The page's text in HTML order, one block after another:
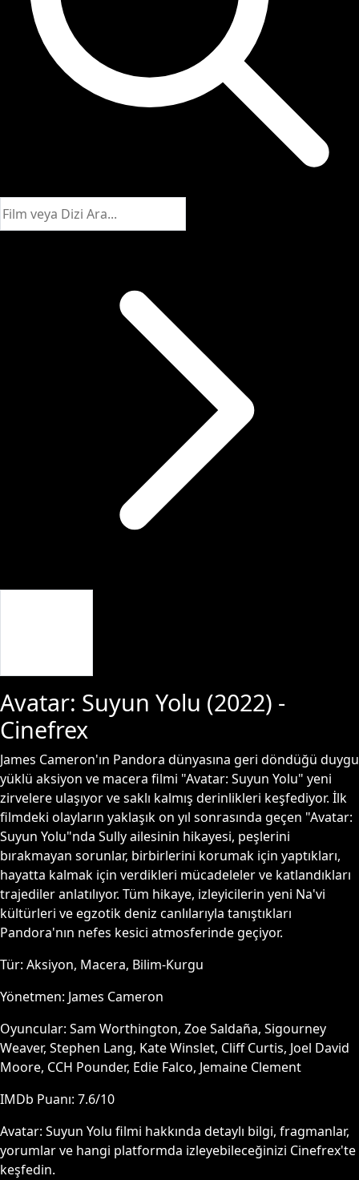
Avatar: Suyun Yolu (2022) -
Cinefrex
James Cameron'ın Pandora dünyasına geri döndüğü duygu
yüklü aksiyon ve macera filmi "Avatar: Suyun Yolu" yeni
zirvelere ulaşıyor ve saklı kalmış derinlikleri keşfediyor. İlk
filmdeki olayların yaklaşık on yıl sonrasında geçen "Avatar:
Suyun Yolu"nda Sully ailesinin hikayesi, peşlerini
bırakmayan sorunlar, birbirlerini korumak için yaptıkları,
hayatta kalmak için verdikleri mücadeleler ve katlandıkları
trajediler anlatılıyor. Tüm hikaye, izleyicilerin yeni Na'vi
kültürleri ve egzotik deniz canlılarıyla tanıştıkları
Pandora'nın nefes kesici atmosferinde geçiyor.
Tür: Aksiyon, Macera, Bilim-Kurgu
Yönetmen: James Cameron
Oyuncular: Sam Worthington, Zoe Saldaña, Sigourney
Weaver, Stephen Lang, Kate Winslet, Cliff Curtis, Joel David
Moore, CCH Pounder, Edie Falco, Jemaine Clement
IMDb Puanı: 7.6/10
Avatar: Suyun Yolu filmi hakkında detaylı bilgi, fragmanlar,
yorumlar ve hangi platformda izleyebileceğinizi Cinefrex'te
keşfedin.